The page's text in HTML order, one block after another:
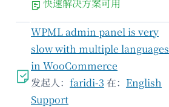
快速解决方案可用
WPML admin panel is very
slow with multiple languages
in WooCommerce
发起人： faridi-3 在： English
Support